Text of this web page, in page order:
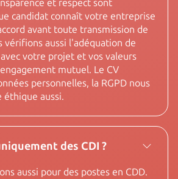
et respect sont
candidat connaît votre entreprise
avant toute transmission de
vérifions aussi l'adéquation de
votre projet et vos valeurs
mutuel. Le CV
personnelles, la RGPD nous
aussi.
des CDI ?
aussi pour des postes en CDD.